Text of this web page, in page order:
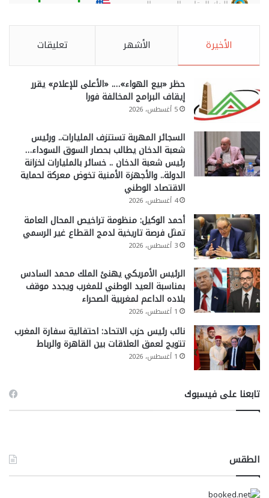
الأخيرة الأشهر تعليقات
حظر «بيع الهواء»…. «الأعلى للإعلام» يقرر
إيقاف البرامج المخالفة فورا
5 أغسطس، 2026
السجائر المهربة تستنزف المليارات.. ورئيس
شعبة الدخان يطالب بحصار السوق السوداء…
رئيس شعبة الدخان .. خسائر بالمليارات لخزانة
الدولة.. والأجهزة الأمنية تخوض معركة لحماية
الاقتصاد الوطني
4 أغسطس، 2026
أحمد الوكيل: منظومة تراخيص المحال العامة
تمثل فرصة تاريخية لدمج القطاع غير الرسمي
3 أغسطس، 2026
الرئيس الأمريكي يهنئ الملك محمد السادس
بمناسبة العيد الوطني للمغرب ويجدد موقف
بلاده الداعم لمغربية الصحراء
1 أغسطس، 2026
نائب رئيس حزب الاتحاد: احتفالية سفارة المغرب
تتويج لعمق العلاقات بين القاهرة والرباط
1 أغسطس، 2026
تابعنا على فيسبوك
الطقس